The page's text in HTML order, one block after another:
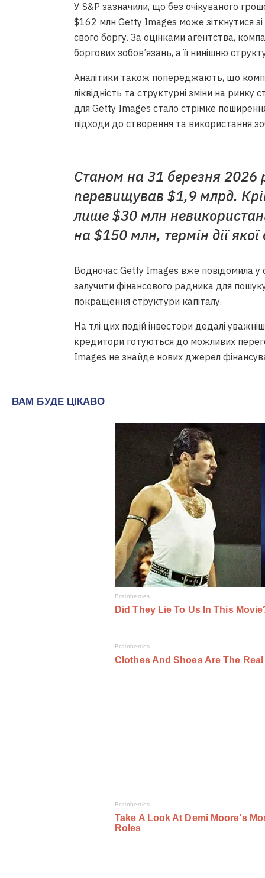
У S&P зазначили, що без очікуваного
$162 млн Getty Images може зіткнутися
свого боргу. За оцінками агентства,
боргових зобов’язань, а її нинішню
Аналітики також попереджають, що
ліквідність та структурні зміни на
для Getty Images стало стрімке
підходи до створення та використання
Станом на 31 березня 2026
перевищував $1,9 млрд.
лише $30 млн
на $150 млн, термін дії
Водночас Getty Images вже повідомила у
залучити фінансового радника для
покращення структури капіталу.
На тлі цих подій інвестори дедалі
кредитори готуються до можливих
Images не знайде нових джерел